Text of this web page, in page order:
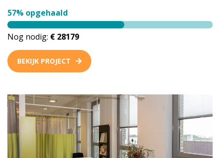
57% opgehaald
Nog nodig: € 28179
BEKIJK PROJECT